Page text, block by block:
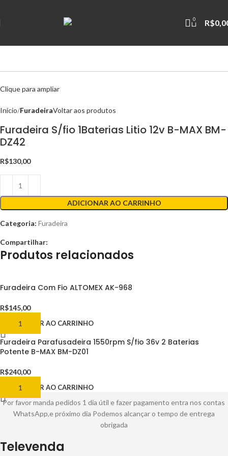
0 R$
Clique para ampliar
Início FuradeiraVoltar aos produtos
Furadeira S/fio 1Baterias Litio 12v B-MAX BM-
DZ42
R$130,00
ADICIONAR AO CARRINHO
Categoria: Furadeira
Compartilhar:
Produtos relacionados
Furadeira Com Fio ALTOMEX AK-968
R$145,00
ADICIONAR AO CARRINHO
Furadeira Parafusadeira 1550rpm S/fio 36v 2 Baterias
Potente B-MAX BM-DZ01
R$240,00
ADICIONAR AO CARRINHO
Por favor manda pedidos 1 dia útil e fazer pagamento entra nos contas
WhatsApp,e próximo dia Podemos alcançar o tempo de entrega
obrigada
Televenda